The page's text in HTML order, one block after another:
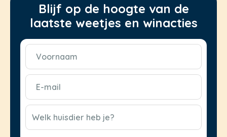
Blijf op de hoogte van de
laatste weetjes en winacties
Voornaam
(Vereist)
E-
mail
(Vereist)
CAPTCHA
Welk huisdier heb je?